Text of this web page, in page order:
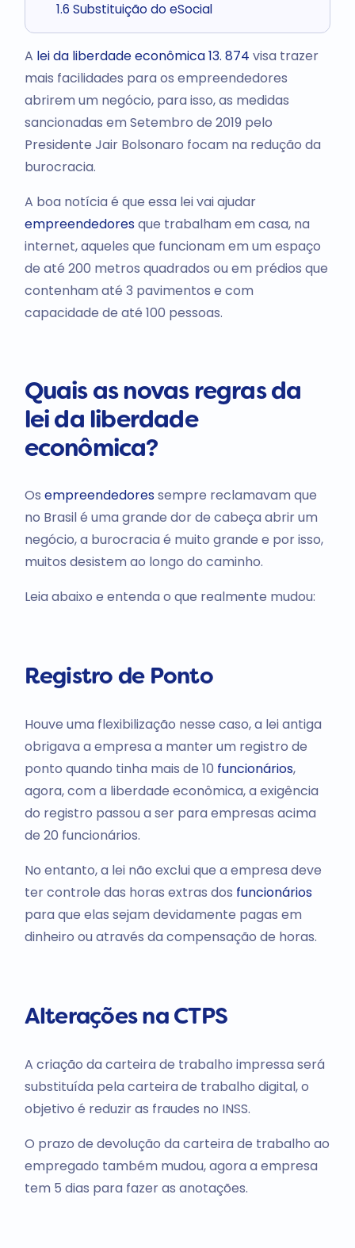
1.6 Substituição do eSocial
A lei da liberdade econômica 13. 874 visa trazer
mais facilidades para os empreendedores
abrirem um negócio, para isso, as medidas
sancionadas em Setembro de 2019 pelo
Presidente Jair Bolsonaro focam na redução da
burocracia.
A boa notícia é que essa lei vai ajudar
empreendedoresque trabalham em casa, na
internet, aqueles que funcionam em um espaço
de até 200 metros quadrados ou em prédios que
contenham até 3 pavimentos e com
capacidade de até 100 pessoas.
Quais as novas regras da
lei da liberdade
econômica?
Os empreendedoressempre reclamavam que
no Brasil é uma grande dor de cabeça abrir um
negócio, a burocracia é muito grande e por isso,
muitos desistem ao longo do caminho.
Leia abaixo e entenda o que realmente mudou:
Registro de Ponto
Houve uma flexibilização nesse caso, a lei antiga
obrigava a empresa a manter um registro de
ponto quando tinha mais de 10 funcionários,
agora, com a liberdade econômica, a exigência
do registro passou a ser para empresas acima
de 20 funcionários.
No entanto, a lei não exclui que a empresa deve
ter controle das horas extras dos funcionários
para que elas sejam devidamente pagas em
dinheiro ou através da compensação de horas.
Alterações na CTPS
A criação da carteira de trabalho impressa será
substituída pela carteira de trabalho digital, o
objetivo é reduzir as fraudes no INSS.
O prazo de devolução da carteira de trabalho ao
empregado também mudou, agora a empresa
tem 5 dias para fazer as anotações.